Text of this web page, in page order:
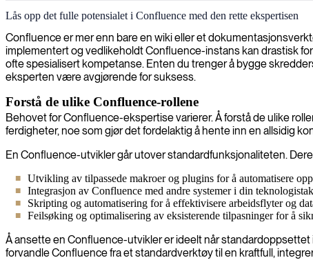
Confluence-implementering og rådgivning
Vi tilbyr ekspertkonsultasjon innen Confluence for å effektivisere
Lås opp det fulle potensialet i Confluence med den rette ekspertisen
Confluence er mer enn bare en wiki eller et
implementert og vedlikeholdt Confluence-instans kan drastisk
ofte spesialisert kompetanse. Enten du trenger å bygge
eksperten være avgjørende for suksess.
Forstå de ulike Confluence-rollene
Behovet for Confluence-ekspertise varierer. Å forstå de ulike
ferdigheter, noe som gjør det fordelaktig å hente inn en allsidig
En Confluence-utvikler går utover standardfunksjonaliteten.
Utvikling av tilpassede makroer og plugins for å automatisere
Integrasjon av Confluence med andre systemer i din
Skripting og automatisering for å effektivisere arbeidsflyter og
Feilsøking og optimalisering av eksisterende tilpasninger for å
Å ansette en Confluence-utvikler er ideelt når
forvandle Confluence fra et standardverktøy til en kraftfull,